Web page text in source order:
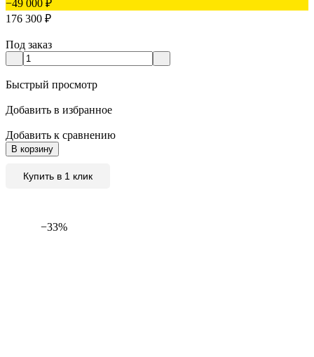
−49 000 ₽
176 300 ₽
Под заказ
Быстрый просмотр
Добавить в избранное
Добавить к сравнению
В корзину
Купить в 1 клик
−33%